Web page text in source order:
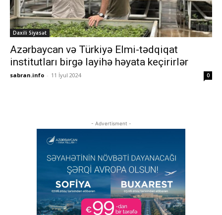
Daxili Siyasət
Azərbaycan və Türkiyə Elmi-tədqiqat
institutları birgə layihə həyata keçirirlər
sabran.info - 11 İyul 2024 0
- Advertisment -